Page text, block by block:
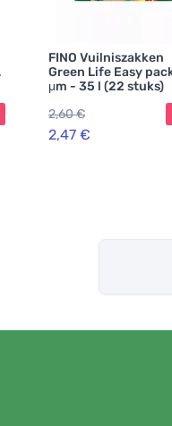
FINO Vuilniszakken
Green Life Easy
μm - 35 l (22 stuks)
2,60 €
2,47 €